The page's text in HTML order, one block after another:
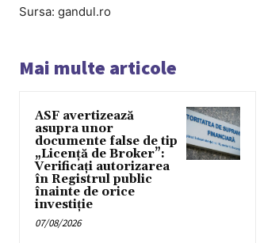
Sursa: gandul.ro
Mai multe articole
ASF avertizează
asupra unor
documente false de tip
„Licență de Broker”:
Verificați autorizarea
în Registrul public
înainte de orice
investiție
07/08/2026